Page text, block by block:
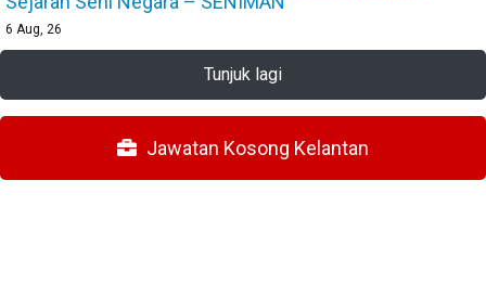
6 Aug, 26
Tunjuk lagi
Jawatan Kosong Kelantan